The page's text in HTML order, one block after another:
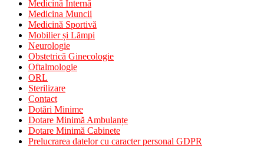
Medicină Internă
Medicina Muncii
Medicină Sportivă
Mobilier și Lămpi
Neurologie
Obstetrică Ginecologie
Oftalmologie
ORL
Sterilizare
Contact
Dotări Minime
Dotare Minimă Ambulanțe
Dotare Minimă Cabinete
Prelucrarea datelor cu caracter personal GDPR